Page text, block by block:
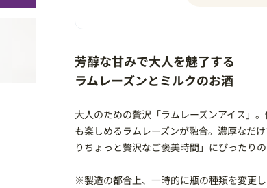
芳醇な甘みで大人を魅了する
ラムレーズンとミルクのお酒
大人のための贅沢「ラムレーズンアイス」
も楽しめるラムレーズンが融合。濃厚なだ
りちょっと贅沢なご褒美時間」にぴったりの
※製造の都合上、一時的に瓶の種類を変更